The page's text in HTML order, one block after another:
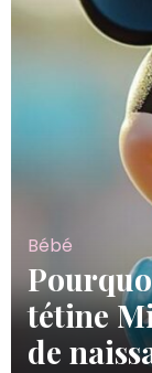
Bébé
tétine
de